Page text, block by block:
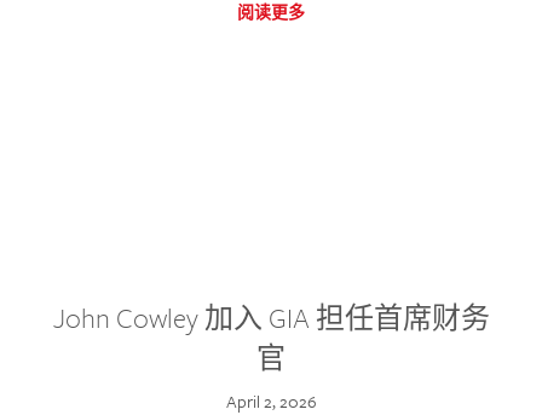
阅读更多
John Cowley 加入 GIA 担任首席财务
官
April 2, 2026